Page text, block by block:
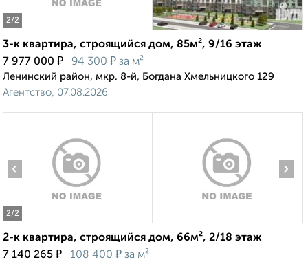
2/2
3-к квартира, строящийся дом, 85м², 9/16 этаж
7 977 000 ₽ 94 300 ₽ за м²
Ленинский район, мкр. 8-й, Богдана Хмельницкого 129
Агентство, 07.08.2026
2/2
‹ ›
2-к квартира, строящийся дом, 66м², 2/18 этаж
7 140 265 ₽ 108 400 ₽ за м²